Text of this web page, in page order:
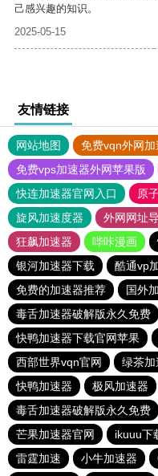
己感兴趣的知识。
2025-05-15
友情链接
网站地图 免费vqn外网加
免费vps加速器外网苹果版
快连加速器官网入口
原
旋风加速度器
外网网址
狂飙加速器
哔咔漫画
银河加速器下载
酷通vp
免费的加速器推荐
国外
毒舌加速器破解版永久免费
快鸭加速器下载官网苹果
西部世界vqn官网
绿茶加
快鸭加速器
极风加速器
毒舌加速器破解版永久免费
芒果加速器官网
ikuuu下
雷霆加速
小牛加速器